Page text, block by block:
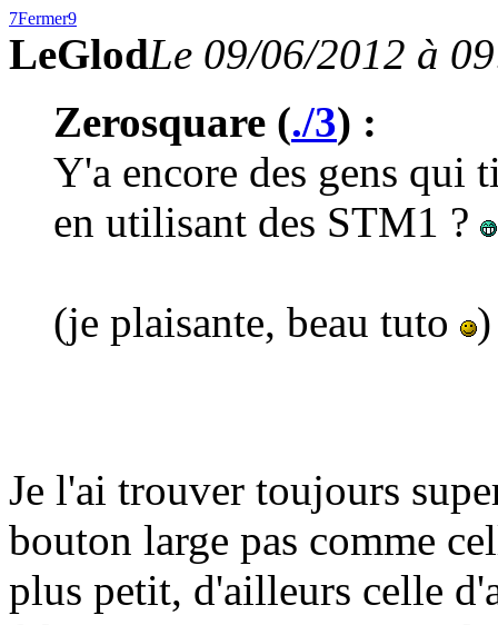
7Fermer9
LeGlodLe 09/06/2012 à
Zerosquare (./3) :
Y'a encore des gens qui
en utilisant des STM1 ?
(je plaisante, beau tuto )
Je l'ai trouver toujours
bouton large pas comme
plus petit, d'ailleurs celle